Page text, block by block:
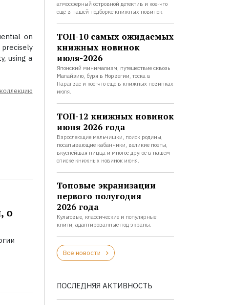
on
using a
о
атмосферный островной детектив и кое-что
ещё в нашей подборке книжных новинок.
ТОП-10 самых ожидаемых
книжных новинок
июля-2026
Японский минимализм, путешествие сквозь
Малайзию, буря в Норвегии, тоска в
Парагвае и кое-что ещё в книжных новинках
июля.
ТОП-12 книжных новинок
июня 2026 года
Взрослеющие мальчишки, поиск родины,
посапывающие кабанчики, великие поэты,
вкуснейшая пицца и многое другое в нашем
списке книжных новинок июня.
Топовые экранизации
первого полугодия
2026 года
Культовые, классические и популярные
книги, адаптированные под экраны.
Все новости
ПОСЛЕДНЯЯ АКТИВНОСТЬ